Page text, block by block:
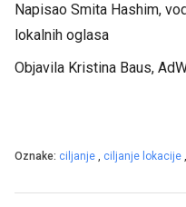
Napisao Smita Hashim,
lokalnih oglasa
Objavila Kristina Baus,
Oznake: ciljanje , ciljanje lokacije ,